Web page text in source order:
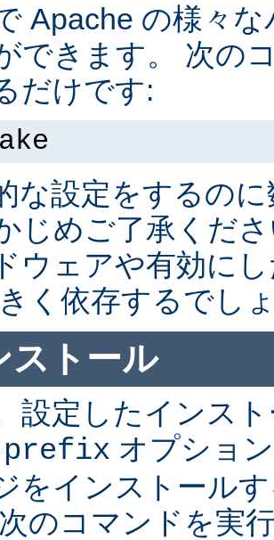
Apache の様々
できます。 次の
だけです:
な設定をするの
じめご了承くだ
ウェアや有効に
く依存するでし
ストール
設定したインス
オプショ
をインストール
のコマンドを実